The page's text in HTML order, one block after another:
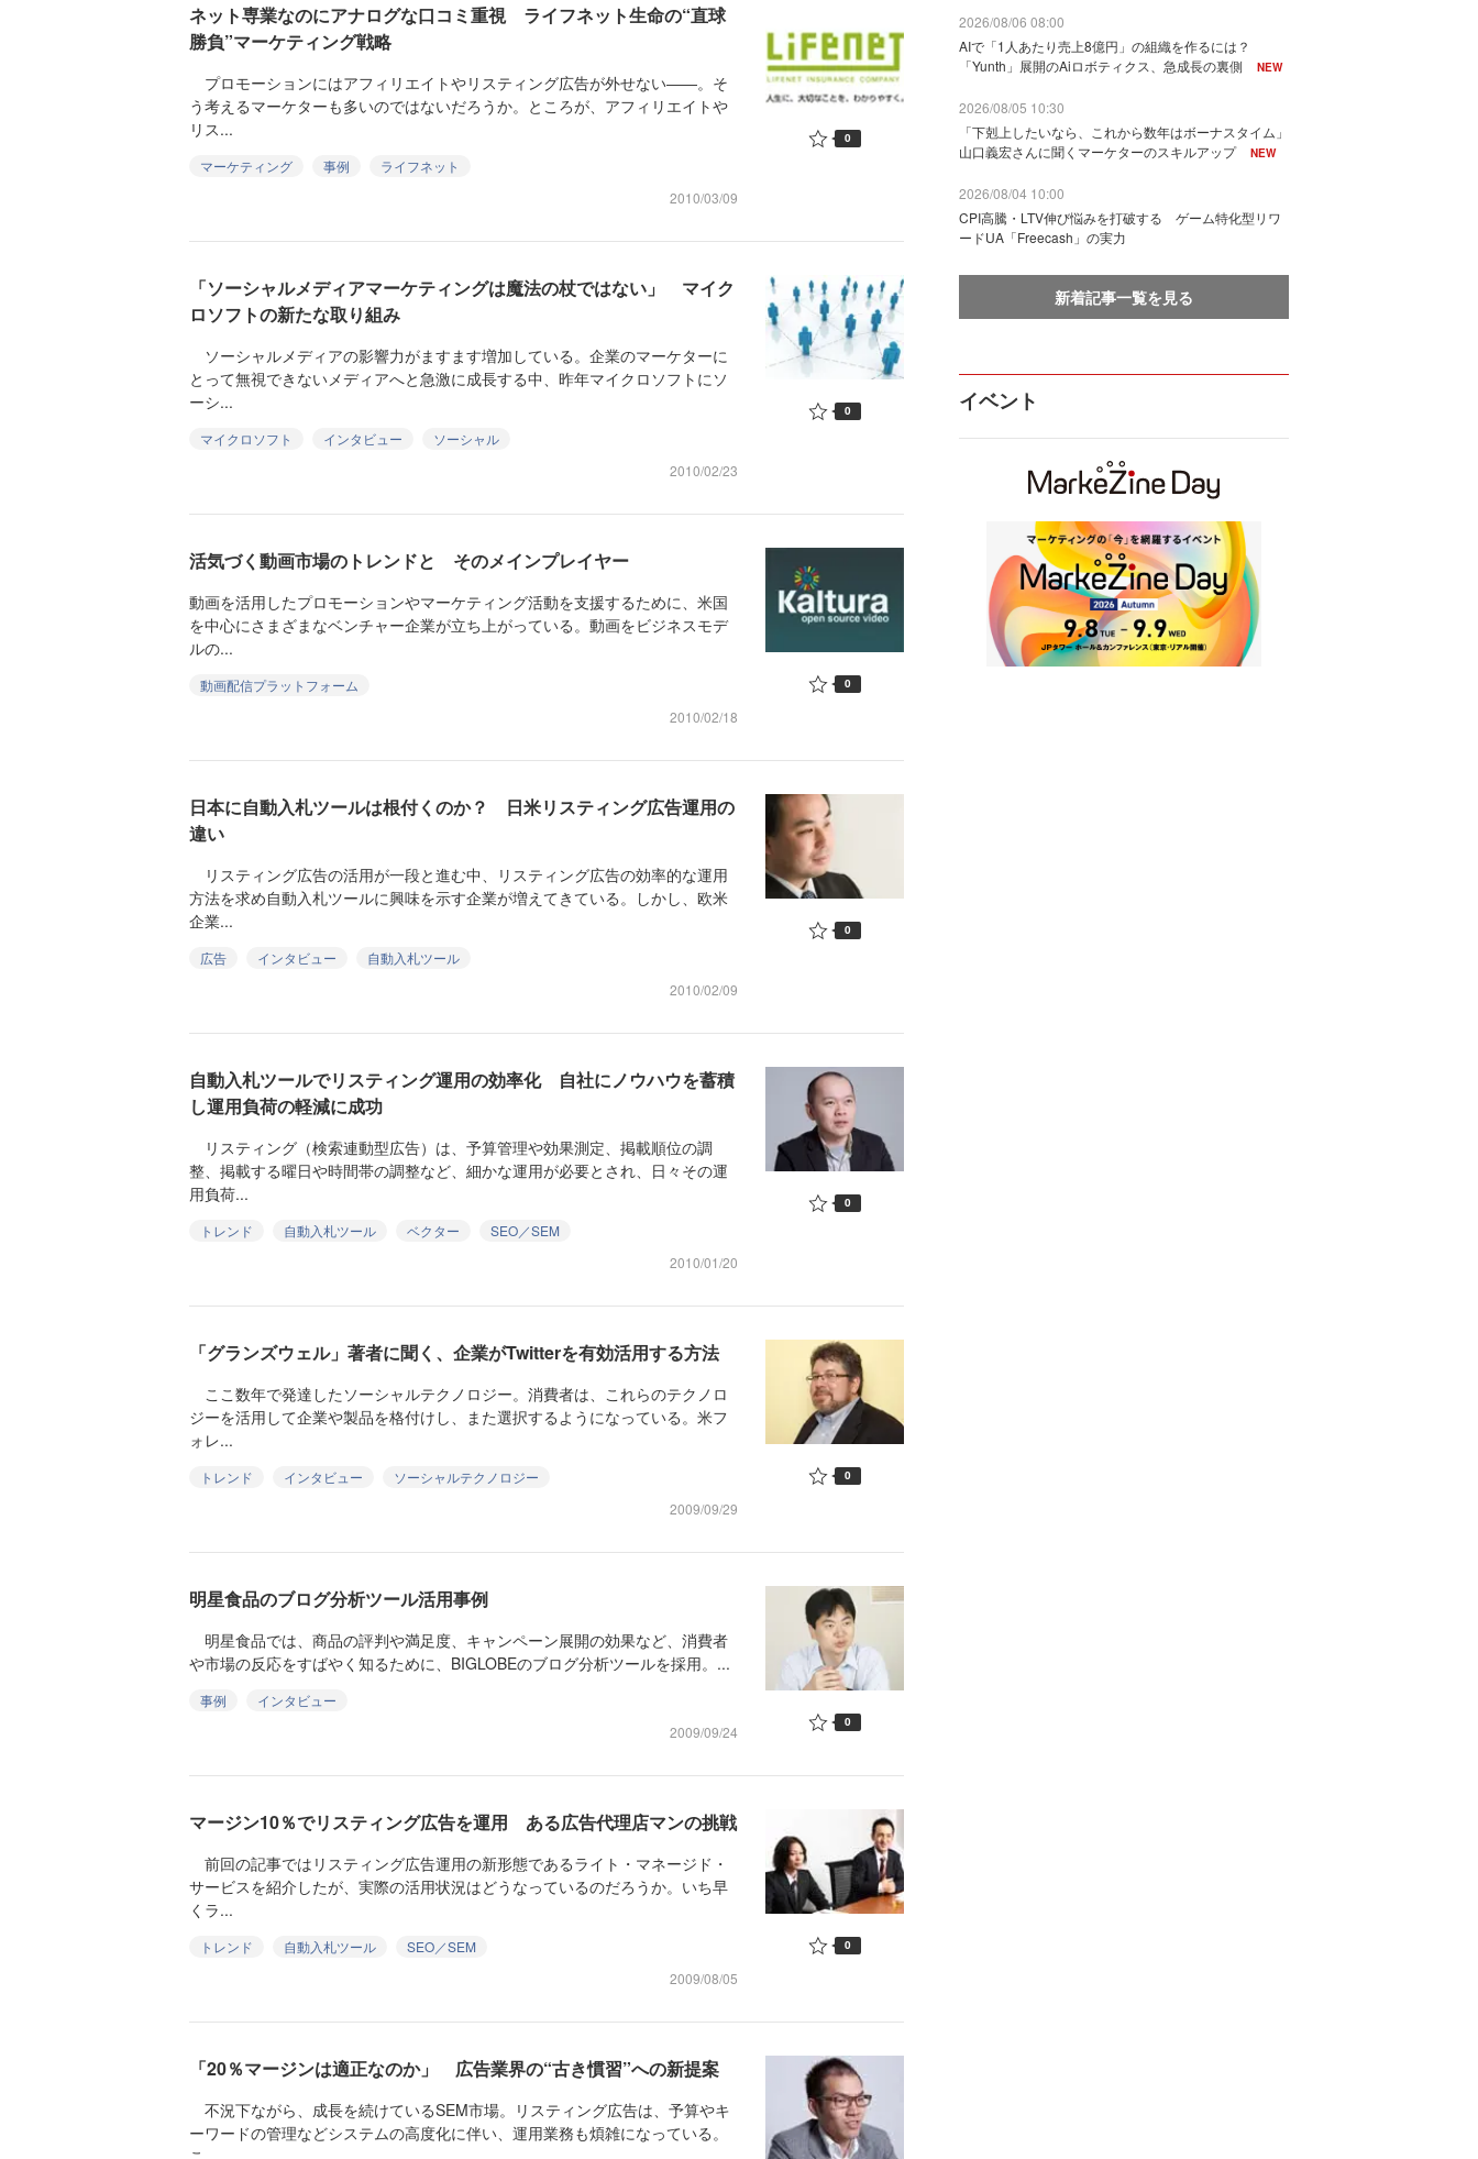
ネット専業なのにアナログな口コミ重視 ライフネット生命の“直球
勝負”マーケティング戦略
プロモーションにはアフィリエイトやリスティング広告が外せない――。そ
う考えるマーケターも多いのではないだろうか。ところが、アフィリエイトや
リス...
マーケティング 事例
ライフネット
2010/03/09
0
「ソーシャルメディアマーケティングは魔法の杖ではない」 マイク
ロソフトの新たな取り組み
ソーシャルメディアの影響力がますます増加している。企業のマーケターに
とって無視できないメディアへと急激に成長する中、昨年マイクロソフトにソ
ーシ...
マイクロソフト インタビュー
ソーシャル
2010/02/23
0
活気づく動画市場のトレンドと そのメインプレイヤー
動画を活用したプロモーションやマーケティング活動を支援するために、米国
を中心にさまざまなベンチャー企業が立ち上がっている。動画をビジネスモデ
ルの...
動画配信プラットフォーム
2010/02/18
0
日本に自動入札ツールは根付くのか？ 日米リスティング広告運用の
違い
リスティング広告の活用が一段と進む中、リスティング広告の効率的な運用
方法を求め自動入札ツールに興味を示す企業が増えてきている。しかし、欧米
企業...
広告 インタビュー
自動入札ツール
2010/02/09
0
自動入札ツールでリスティング運用の効率化 自社にノウハウを蓄積
し運用負荷の軽減に成功
リスティング（検索連動型広告）は、予算管理や効果測定、掲載順位の調
整、掲載する曜日や時間帯の調整など、細かな運用が必要とされ、日々その運
用負荷...
トレンド 自動入札ツール ベクター
SEO／SEM
2010/01/20
0
「グランズウェル」著者に聞く、企業がTwitterを有効活用する方法
ここ数年で発達したソーシャルテクノロジー。消費者は、これらのテクノロ
ジーを活用して企業や製品を格付けし、また選択するようになっている。米フ
ォレ...
トレンド インタビュー
ソーシャルテクノロジー
2009/09/29
0
明星食品のブログ分析ツール活用事例
明星食品では、商品の評判や満足度、キャンペーン展開の効果など、消費者
や市場の反応をすばやく知るために、BIGLOBEのブログ分析ツールを採用。...
事例
インタビュー
2009/09/24
0
マージン10％でリスティング広告を運用 ある広告代理店マンの挑戦
前回の記事ではリスティング広告運用の新形態であるライト・マネージド・
サービスを紹介したが、実際の活用状況はどうなっているのだろうか。いち早
くラ...
トレンド 自動入札ツール
SEO／SEM
2009/08/05
0
「20％マージンは適正なのか」 広告業界の“古き慣習”への新提案
不況下ながら、成長を続けているSEM市場。リスティング広告は、予算やキ
ーワードの管理などシステムの高度化に伴い、運用業務も煩雑になっている。
2026/08/06 08:00
AIで「1人あたり売上8億円」の組織を作るには？
「Yunth」展開のAiロボティクス、急成長の裏側
NEW
2026/08/05 10:30
「下剋上したいなら、これから数年はボーナスタイム」
山口義宏さんに聞くマーケターのスキルアップ
NEW
2026/08/04 10:00
CPI高騰・LTV伸び悩みを打破する ゲーム特化型リワ
ードUA「Freecash」の実力
新着記事一覧を見る
イベント